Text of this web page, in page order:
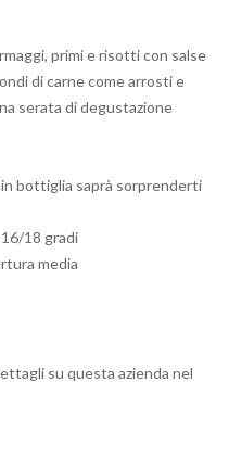
primi e risotti con salse
di carne come arrosti e
serata di degustazione
bottiglia saprà sorprenderti
18 gradi
media
su questa azienda nel